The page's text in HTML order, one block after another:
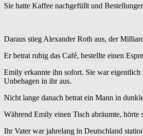
Sie hatte Kaffee nachgefüllt und
Daraus stieg Alexander Roth aus, der
Er betrat ruhig das Café, bestellte einen
Emily erkannte ihn sofort. Sie war eigentlich
Unbehagen in ihr aus.
Nicht lange danach betrat ein Mann in
Während Emily einen Tisch abräumte, hörte
Ihr Vater war jahrelang in Deutschland